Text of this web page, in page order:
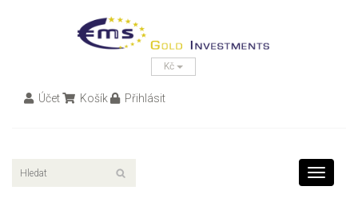
Kč
Účet Košík Přihlásit
Toggle